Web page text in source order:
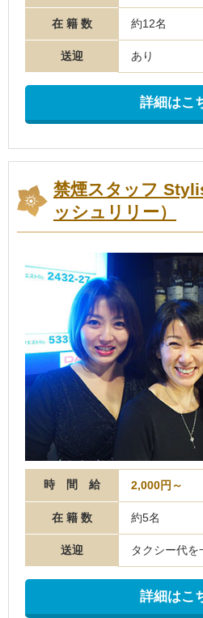
在 籍 数 約12名
送迎 あり
詳細はこ
禁煙スタッフ
ッシュリリー）
時 間 給 2,000円～
在 籍 数 約5名
送迎 タクシー代を
詳細はこ